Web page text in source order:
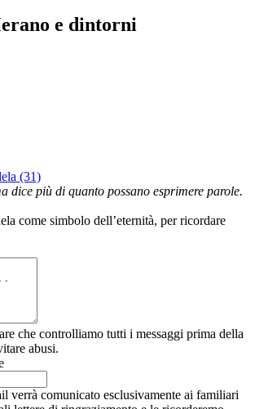
e dintorni
(31)
dice più di quanto possano esprimere parole.
come simbolo dell’eternità, per ricordare
che controlliamo tutti i messaggi prima della
abusi.
verrà comunicato esclusivamente ai familiari